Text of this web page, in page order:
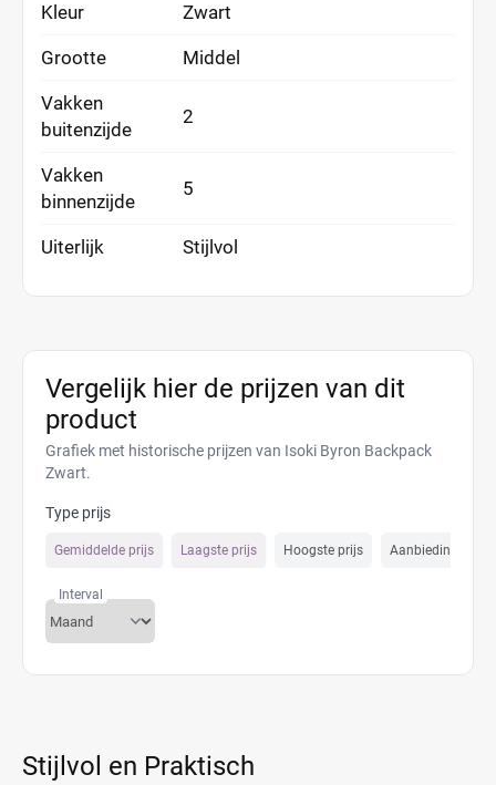
Kleur Zwart
Grootte Middel
Vakken
buitenzijde
2
Vakken
binnenzijde
5
Uiterlijk Stijlvol
Vergelijk hier de prijzen van dit
product
Grafiek met historische prijzen van Isoki Byron Backpack
Zwart.
Type prijs
Gemiddelde prijs Laagste prijs Hoogste prijs Aanbiedings prijs
Interval
Stijlvol en Praktisch